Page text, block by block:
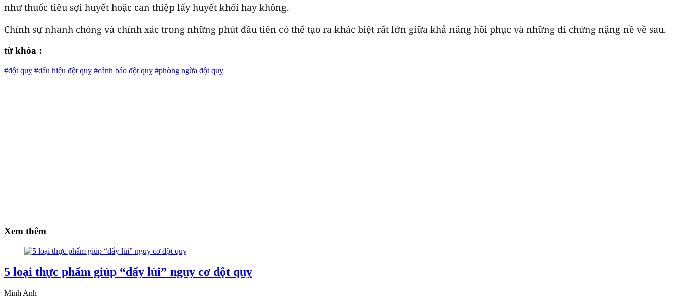
như thuốc tiêu sợi huyết hoặc can thiệp lấy huyết khối hay không.
Chính sự nhanh chóng và chính xác trong những phút đầu tiên có thể tạo ra khác biệt rất lớn giữa khả năng hồi phục và những di chứng nặng nề về sau.
từ khóa :
#đột quỵ #dấu hiệu đột quỵ #cảnh báo đột quỵ #phòng ngừa đột quỵ
Xem thêm
5 loại thực phẩm giúp “đẩy lùi” nguy cơ đột quỵ
Minh Anh